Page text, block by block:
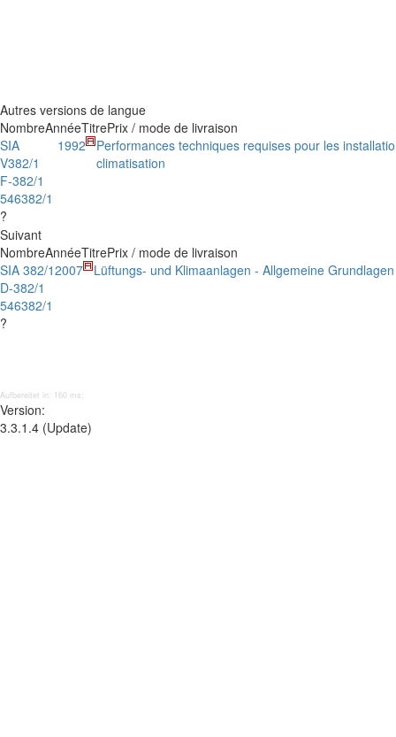
Autres versions de langue
NombreAnnéeTitrePrix / mode de livraison
SIA
V382/1
F-382/1
546382/1
?
1992
Performances techniques requises pour les
climatisation
Suivant
NombreAnnéeTitrePrix / mode de livraison
SIA 382/1
D-382/1
546382/1
?
2007 Lüftungs- und Klimaanlagen - Allgemeine
Aufbereitet in: 160 ms;
Version:
3.3.1.4 (Update)